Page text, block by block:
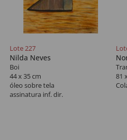
Lote 227
Nilda Neves
Boi
44 x 35 cm
óleo sobre tela
assinatura inf. dir.
81